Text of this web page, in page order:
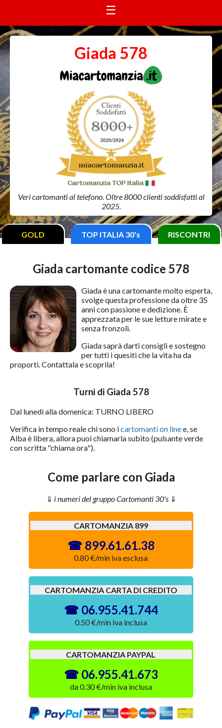
☰
Giada 578
Veri cartomanti al telefono. Oltre 8000 clienti soddisfatti al
2025.
GOLD TOP ITALIA 30's RISCONTRI
Giada cartomante codice 578
Giada è una cartomante molto esperta,
svolge questa professione da oltre 35
anni con passione e dedizione. È
apprezzata per le sue letture mirate e
senza fronzoli.
Giada saprà darti consigli e sostegno
per tutti i quesiti che la vita ha da
proporti. Contattala e scoprila!
Turni di Giada 578
Dal lunedì alla domenica: TURNO LIBERO
Verifica in tempo reale chi sono icartomanti on linee, se
Alba è libera, allora puoi chiamarla subito (pulsante verde
con scritta "chiama ora").
Come parlare con Giada
i numeri del gruppo Cartomanti 30's
CARTOMANZIA 899
899.61.61.38
0.80 €/min iva esclusa
CARTOMANZIA CARTA DI CREDITO
06.955.41.744
0.50 €/min iva inclusa
CARTOMANZIA PAYPAL
06.955.41.673
da 0.30 €/min iva inclusa